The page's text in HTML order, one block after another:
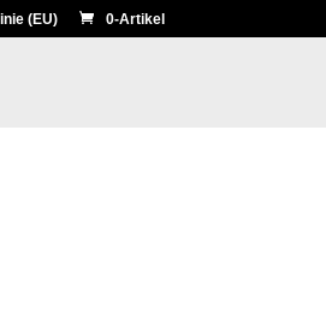
(EU) 0-Artikel